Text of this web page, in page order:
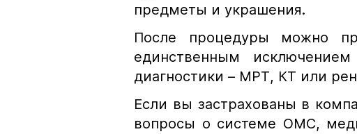
предметы и украшения.
После процедуры можно
единственным
диагностики – МРТ, КТ или
Если вы застрахованы в
вопросы о системе ОМС,